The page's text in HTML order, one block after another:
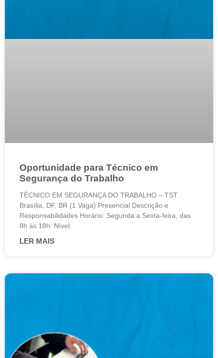
Oportunidade para Técnico em
Segurança do Trabalho
TÉCNICO EM SEGURANÇA DO TRABALHO – TST
Brasília, DF, BR (1 Vaga) Presencial Descrição e
Responsabilidades Horário: Segunda a Sexta-feira, das
8h às 18h. Nível:
LER MAIS